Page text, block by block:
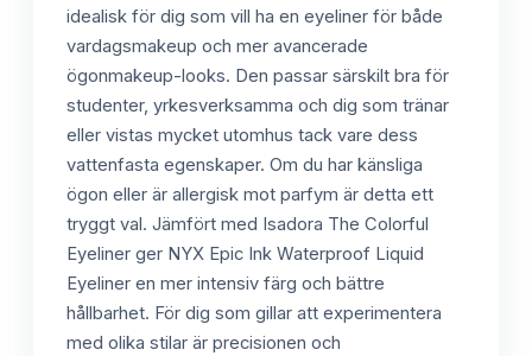
idealisk för dig som vill ha en eyeliner för både
vardagsmakeup och mer avancerade
ögonmakeup-looks. Den passar särskilt bra för
studenter, yrkesverksamma och dig som tränar
eller vistas mycket utomhus tack vare dess
vattenfasta egenskaper. Om du har känsliga
ögon eller är allergisk mot parfym är detta ett
tryggt val. Jämfört med Isadora The Colorful
Eyeliner ger NYX Epic Ink Waterproof Liquid
Eyeliner en mer intensiv färg och bättre
hållbarhet. För dig som gillar att experimentera
med olika stilar är precisionen och